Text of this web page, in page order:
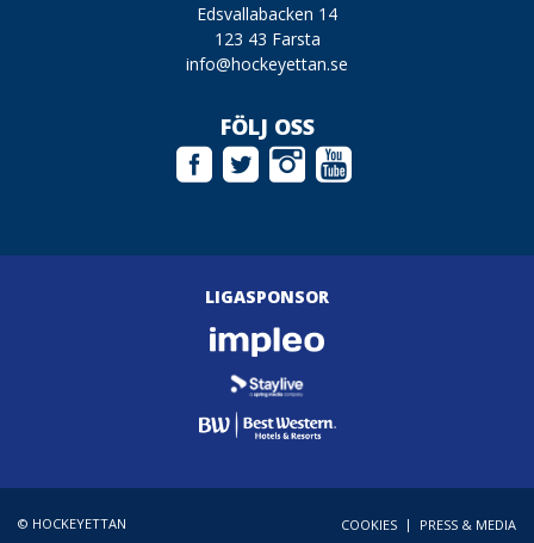
Edsvallabacken 14
123 43 Farsta
info@hockeyettan.se
FÖLJ OSS
LIGASPONSOR
© HOCKEYETTAN COOKIES | PRESS & MEDIA